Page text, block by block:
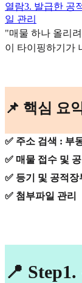
열람3. 발급한 공
일 관리
"매물 하나 올리
이 타이핑하기가
📌 핵심 요
✅ 주소 검색 : 부
✅ 매물 접수 및
✅ 등기 및 공적
✅ 첨부파일 관리
📍